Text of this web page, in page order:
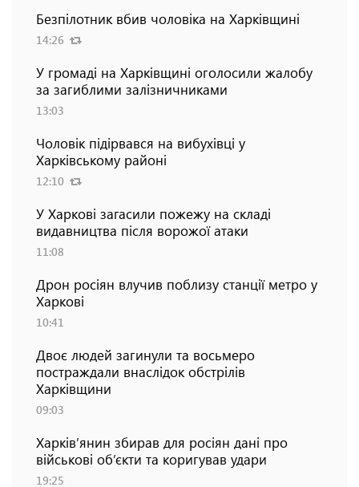
Безпілотник вбив чоловіка на Харківщині
14:26
У громаді на Харківщині оголосили жалобу
за загиблими залізничниками
13:03
Чоловік підірвався на вибухівці у
Харківському районі
12:10
У Харкові загасили пожежу на складі
видавництва після ворожої атаки
11:08
Дрон росіян влучив поблизу станції метро у
Харкові
10:41
Двоє людей загинули та восьмеро
постраждали внаслідок обстрілів
Харківщини
09:03
Харків’янин збирав для росіян дані про
військові об’єкти та коригував удари
19:25